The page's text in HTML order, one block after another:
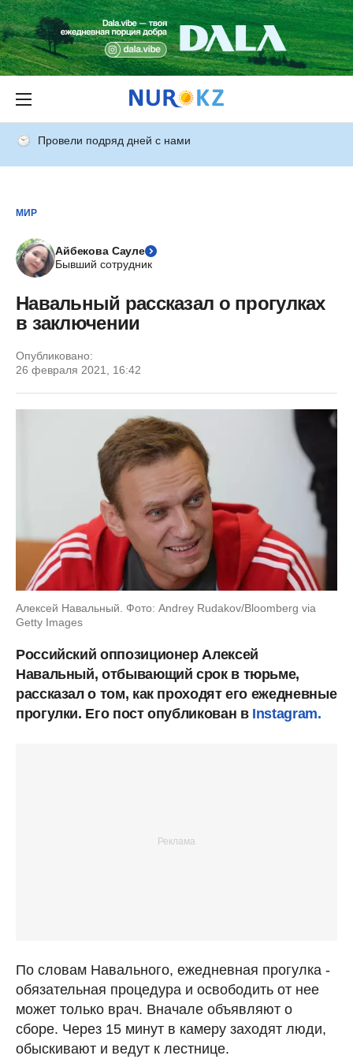
Провели подряд дней с нами
МИР
Айбекова Сауле
Бывший сотрудник
Навальный рассказал о прогулках
в заключении
Опубликовано:
26 февраля 2021, 16:42
Алексей Навальный. Фото: Andrey Rudakov/Bloomberg via
Getty Images
Российский оппозиционер Алексей
Навальный, отбывающий срок в тюрьме,
рассказал о том, как проходят его ежедневные
прогулки. Его пост опубликован в Instagram.
По словам Навального, ежедневная прогулка -
обязательная процедура и освободить от нее
может только врач. Вначале объявляют о
сборе. Через 15 минут в камеру заходят люди,
обыскивают и ведут к лестнице.